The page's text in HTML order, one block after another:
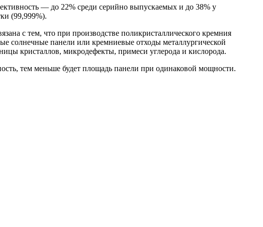
— до 22% среди серийно выпускаемых и до 38% у
(99,999%).
с тем, что при производстве поликристаллического кремния
солнечные панели или кремниевые отходы металлургической
кристаллов, микродефекты, примеси углерода и кислорода.
тем меньше будет площадь панели при одинаковой мощности.